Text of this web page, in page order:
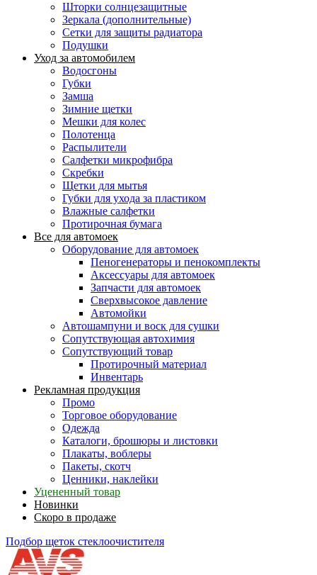
Шторки солнцезащитные
Зеркала (дополнительные)
Сетки для защиты радиатора
Подушки
Уход за автомобилем
Водосгоны
Губки
Замша
Зимние щетки
Мешки для колес
Полотенца
Распылители
Салфетки микрофибра
Скребки
Щетки для мытья
Губки для ухода за пластиком
Влажные салфетки
Протирочная бумага
Все для автомоек
Оборудование для автомоек
Пеногенераторы и пенокомплекты
Аксессуары для автомоек
Запчасти для автомоек
Сверхвысокое давление
Автомойки
Автошампуни и воск для сушки
Сопутствующая автохимия
Сопутствующий товар
Протирочный материал
Инвентарь
Рекламная продукция
Промо
Торговое оборудование
Одежда
Каталоги, брошюры и листовки
Плакаты, воблеры
Пакеты, скотч
Ценники, наклейки
Уцененный товар
Новинки
Скоро в продаже
Подбор щеток стеклоочистителя